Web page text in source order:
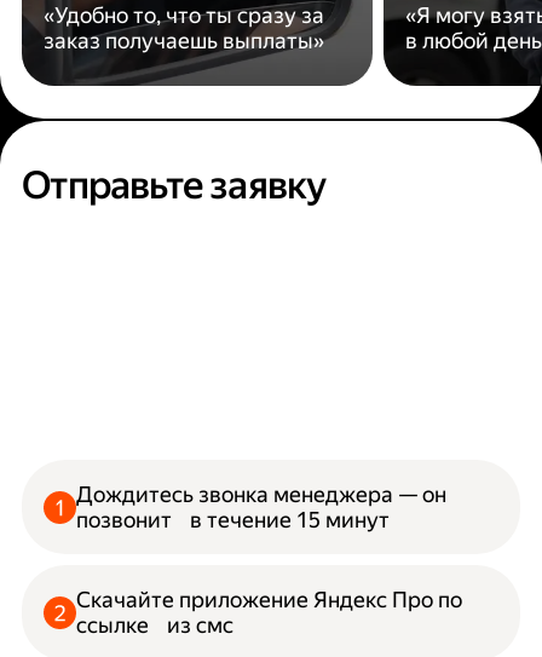
«Удобно то, что ты сразу за
заказ получаешь выплаты»
«Я могу
в любой
Отправьте заявку
Дождитесь звонка менеджера — он
позвонит в течение 15 минут
Скачайте приложение Яндекс Про по
ссылке из смс